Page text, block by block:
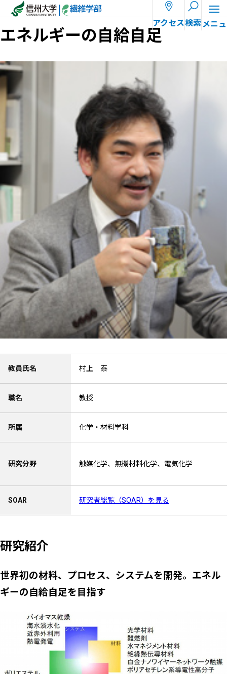
ホーム 教員一覧 村上 泰
エネルギーの自給自足
教員氏名 村上 泰
職名 教授
所属 化学・材料学科
研究分野 触媒化学、無機材料化学、電気化学
SOAR 研究者総覧（SOAR）を見る
研究紹介
世界初の材料、プロセス、システムを開発。エネル
ギーの自給自足を目指す
アクセス検索